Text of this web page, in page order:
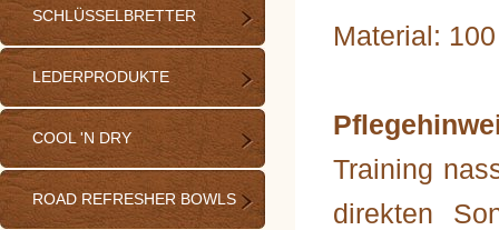
SCHLÜSSELBRETTER
LEDERPRODUKTE
COOL 'N DRY
ROAD REFRESHER BOWLS
Material:
Training
direkten